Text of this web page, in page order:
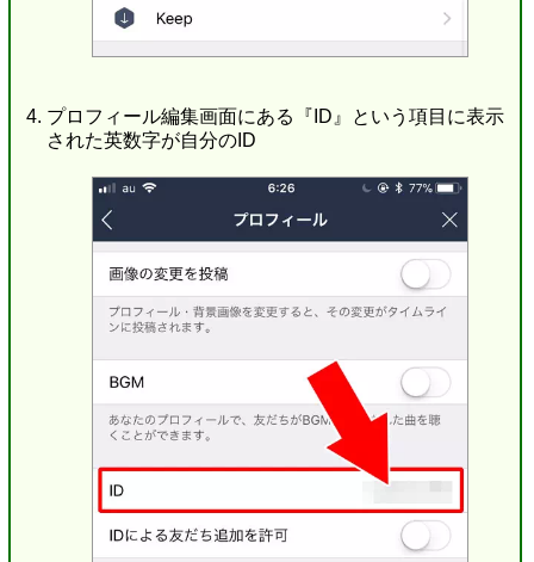
プロフィール編集画面にある『ID』という項目に表示
された英数字が自分のID